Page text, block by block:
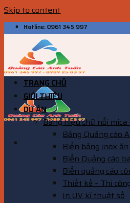
Skip to content
Hotline: 0961 345 997
TRANG CHỦ
GIỚI THIỆU
DỰ ÁN
Bảng hiệu chữ nổi mica
Bảng Quảng cáo
Biển bảng inox
Biển Quảng cáo
Biển quảng cáo
Thiết kế – Thi
In UV kĩ thuật số